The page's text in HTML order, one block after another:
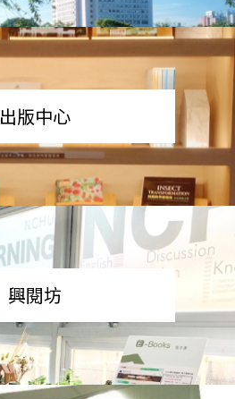
出版中心
興閱坊